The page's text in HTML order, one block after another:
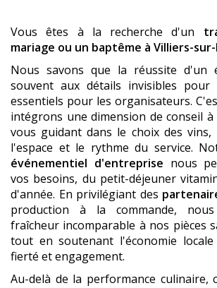
Vous êtes à la recherche d'un
mariage ou un baptême à Villiers-
Nous savons que la réussite d'un
souvent aux détails invisibles pour
essentiels pour les organisateurs.
intégrons une dimension de conseil
vous guidant dans le choix des vins,
l'espace et le rythme du service.
événementiel d'entreprise nous
vos besoins, du petit-déjeuner
d'année. En privilégiant des
production à la commande,
fraîcheur incomparable à nos pièces
tout en soutenant l'économie locale
fierté et engagement.
Au-delà de la performance culinaire,